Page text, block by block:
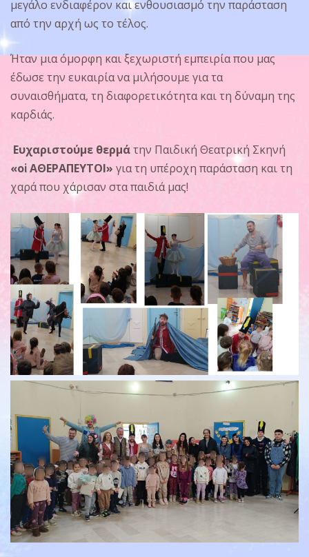
μεγάλο ενδιαφέρον και ενθουσιασμό την παράσταση
από την αρχή ως το τέλος.
Ήταν μια όμορφη και ξεχωριστή εμπειρία που μας
έδωσε την ευκαιρία να μιλήσουμε για τα
συναισθήματα, τη διαφορετικότητα και τη δύναμη της
καρδιάς.
Ευχαριστούμε θερμάτην Παιδική Θεατρική Σκηνή
«οἱ ΑΘΕΡΑΠΕΥΤΟΙ» για τη υπέροχη παράσταση και τη
χαρά που χάρισαν στα παιδιά μας!